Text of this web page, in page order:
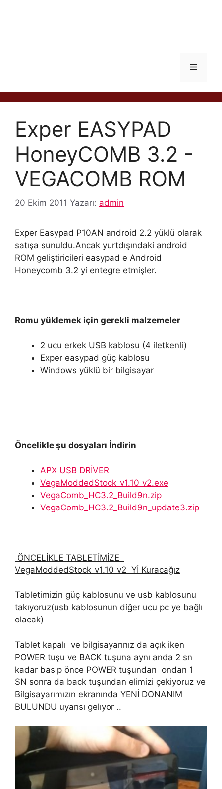
Menü
Exper EASYPAD
HoneyCOMB 3.2 -
VEGACOMB ROM
20 Ekim 2011 Yazarı: admin
Exper Easypad P10AN android 2.2 yüklü olarak
satışa sunuldu.Ancak yurtdışındaki android
ROM geliştiricileri easypad e Android
Honeycomb 3.2 yi entegre etmişler.
Romu yüklemek için gerekli malzemeler
2 ucu erkek USB kablosu (4 iletkenli)
Exper easypad güç kablosu
Windows yüklü bir bilgisayar
Öncelikle şu dosyaları İndirin
APX USB DRİVER
VegaModdedStock_v1.10_v2.exe
VegaComb_HC3.2_Build9n.zip
VegaComb_HC3.2_Build9n_update3.zip
ÖNCELİKLE TABLETİMİZE
VegaModdedStock_v1.10_v2 Yİ Kuracağız
Tabletimizin güç kablosunu ve usb kablosunu
takıyoruz(usb kablosunun diğer ucu pc ye bağlı
olacak)
Tablet kapalı ve bilgisayarınız da açık iken
POWER tuşu ve BACK tuşuna aynı anda 2 sn
kadar basıp önce POWER tuşundan ondan 1
SN sonra da back tuşundan elimizi çekiyoruz ve
Bilgisayarımızın ekranında YENİ DONANIM
BULUNDU uyarısı gelıyor ..